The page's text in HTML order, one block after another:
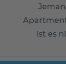
ist es